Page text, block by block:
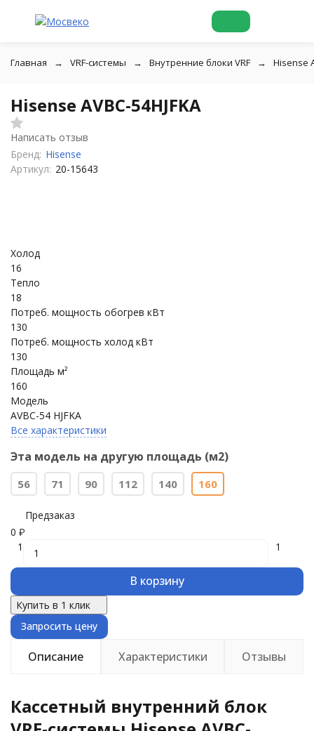
Главная VRF-системы Внутренние блоки VRF Hisense
Hisense AVBC-54HJFKA
Написать отзыв
Бренд: Hisense
Артикул: 20-15643
Холод
16
Тепло
18
Потреб. мощность обогрев кВт
130
Потреб. мощность холод кВт
130
Площадь м²
160
Модель
AVBC-54 HJFKA
Все характеристики
Эта модель на другую площадь (м2)
56 71 90 112 140 160
Предзаказ
0 ₽
1
1
В корзину
Купить в 1 клик
Запросить цену
Описание Характеристики Отзывы
Кассетный внутренний блок